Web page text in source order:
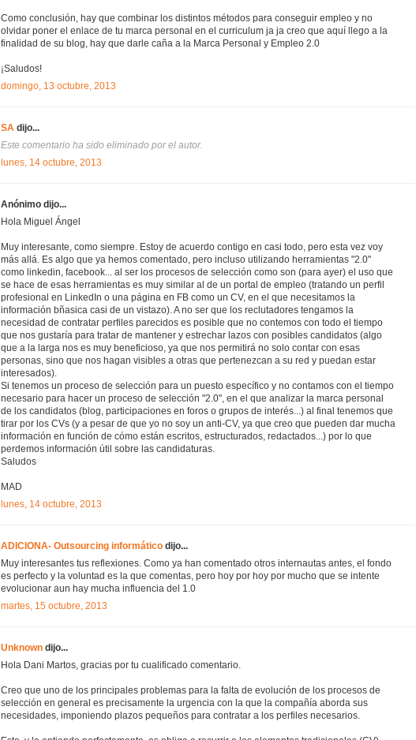
Como conclusión, hay que combinar los distintos métodos para conseguir empleo y no
olvidar poner el enlace de tu marca personal en el curriculum ja ja creo que aquí llego a la
finalidad de su blog, hay que darle caña a la Marca Personal y Empleo 2.0
¡Saludos!
domingo, 13 octubre, 2013
SA dijo...
Este comentario ha sido eliminado por el autor.
lunes, 14 octubre, 2013
Anónimo dijo...
Hola Miguel Ángel
Muy interesante, como siempre. Estoy de acuerdo contigo en casi todo, pero esta vez voy
más allá. Es algo que ya hemos comentado, pero incluso utilizando herramientas "2.0"
como linkedin, facebook... al ser los procesos de selección como son (para ayer) el uso que
se hace de esas herramientas es muy similar al de un portal de empleo (tratando un perfil
profesional en LinkedIn o una página en FB como un CV, en el que necesitamos la
información bñasica casi de un vistazo). A no ser que los reclutadores tengamos la
necesidad de contratar perfiles parecidos es posible que no contemos con todo el tiempo
que nos gustaría para tratar de mantener y estrechar lazos con posibles candidatos (algo
que a la larga nos es muy beneficioso, ya que nos permitirá no solo contar con esas
personas, sino que nos hagan visibles a otras que pertenezcan a su red y puedan estar
interesados).
Si tenemos un proceso de selección para un puesto específico y no contamos con el tiempo
necesario para hacer un proceso de selección "2.0", en el que analizar la marca personal
de los candidatos (blog, participaciones en foros o grupos de interés...) al final tenemos que
tirar por los CVs (y a pesar de que yo no soy un anti-CV, ya que creo que pueden dar mucha
información en función de cómo están escritos, estructurados, redactados...) por lo que
perdemos información útil sobre las candidaturas.
Saludos
MAD
lunes, 14 octubre, 2013
ADICIONA- Outsourcing informático dijo...
Muy interesantes tus reflexiones. Como ya han comentado otros internautas antes, el fondo
es perfecto y la voluntad es la que comentas, pero hoy por hoy por mucho que se intente
evolucionar aun hay mucha influencia del 1.0
martes, 15 octubre, 2013
Unknown dijo...
Hola Dani Martos, gracias por tu cualificado comentario.
Creo que uno de los principales problemas para la falta de evolución de los procesos de
selección en general es precisamente la urgencia con la que la compañía aborda sus
necesidades, imponiendo plazos pequeños para contratar a los perfiles necesarios.